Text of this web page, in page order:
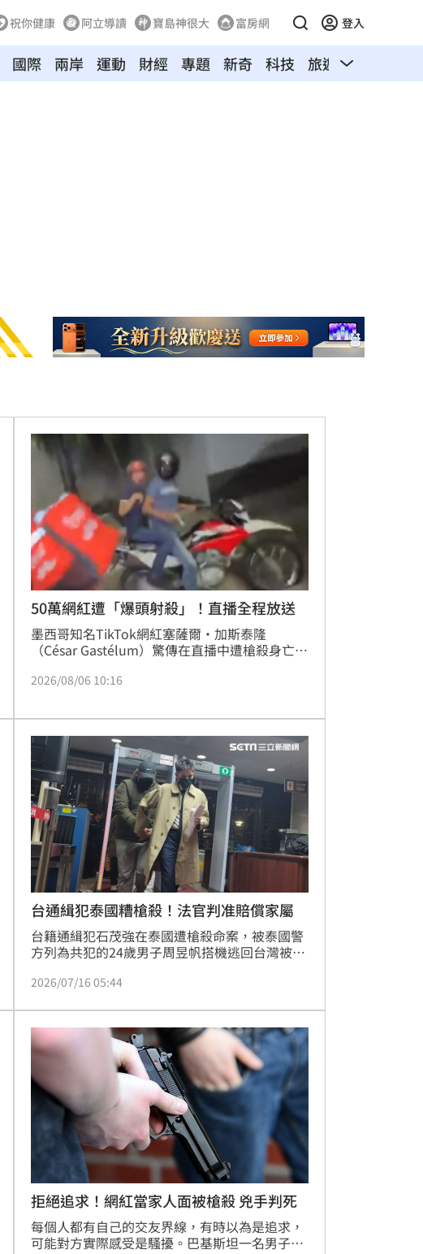
祝你健康 阿立導讀 寶島神很大 富房網 登入
國際 兩岸 運動 財經 專題 新奇 科技 旅遊 汽車
50萬網紅遭「爆頭射殺」！直播全程放送
墨西哥知名TikTok網紅塞薩爾·加斯泰隆
（César Gastélum）驚傳在直播中遭槍殺身亡。
服與友人直播聊天時，突遭兩名騎乘機車的槍手
件透過直播全程放送，粉絲目睹過程深感震驚。
曾悼念去年遭槍殺的網紅，外界猜測其死因可能
與錫那羅亞卡特爾幫派內鬥有關。目前警方正調
閱監視器全力追緝槍手，並釐清其生前是否曾接
獲威脅，全案仍待進一步偵辦以釐清案情真相。
2026/08/06 10:16
台通緝犯泰國糟槍殺！法官判准賠償家屬
台籍通緝犯石茂強在泰國遭槍殺命案，被泰國警
方列為共犯的24歲男子周昱帆搭機逃回台灣被
法院國民法官審理，也成了國民法官首件境外殺
審理中，王綋騰則被通緝至今。石男的家屬另向
周、王2人連帶求償共536萬餘元，台北地方法院
一審判決2人需賠償431萬餘元。可上訴。
2026/07/16 05:44
拒絕追求！網紅當家人面被槍殺 兇手判死
每個人都有自己的交友界線，有時以為是追求，
可能對方實際感受是騷擾。巴基斯坦一名男子因